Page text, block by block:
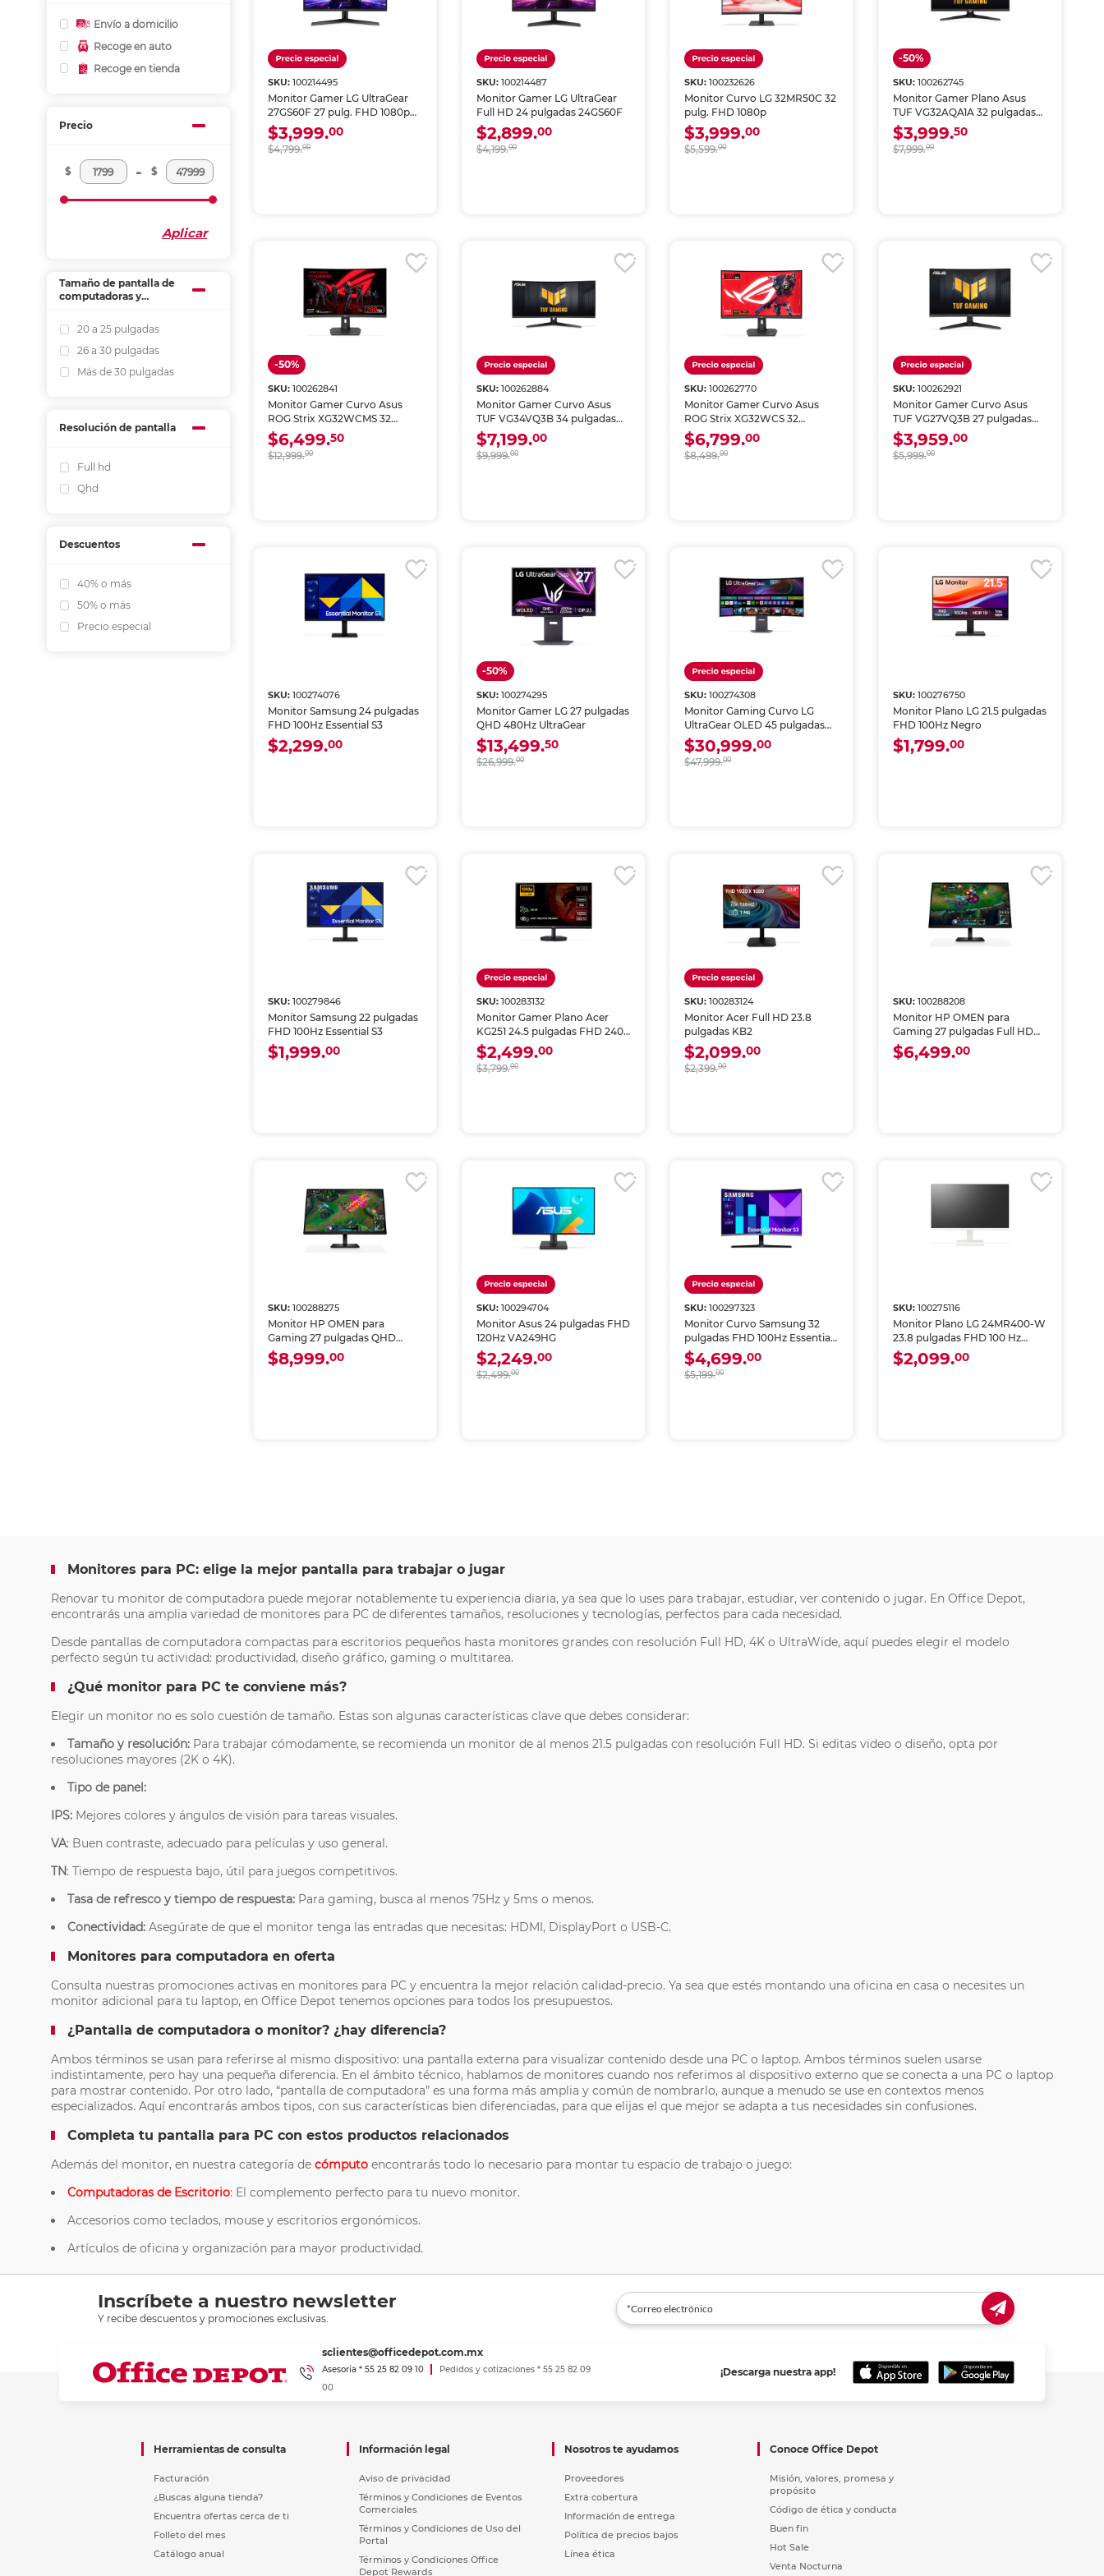
Envío a domicilio
Recoge en auto
Recoge en tienda
Precio
$ - $
Aplicar
Tamaño de pantalla de
computadoras y
20 a 25 pulgadas
26 a 30 pulgadas
Más de 30 pulgadas
Resolución de pantalla
Full hd
Qhd
Descuentos
40% o más
50% o más
Precio especial
SKU:100214495
Monitor Gamer LG UltraGear
27GS60F 27 pulg. FHD 1080p
180 Hz 1 ms Negro
$3,999.00
$4,799.00
SKU: 100214487
Monitor Gamer LG UltraGear
Full HD 24 pulgadas 24GS60F
$2,899.00
$4,199.00
SKU:100232626
Monitor Curvo LG 32MR50C 32
pulg. FHD 1080p
$3,999.00
$5,599.00
-50%
SKU: 100262745
Monitor Gamer Plano Asus
TUF VG32AQA1A 32 pulgadas
QHD 170Hz Negro
$3,999.50
$7,999.00
-50%
SKU:100262841
Monitor Gamer Curvo Asus
ROG Strix XG32WCMS 32
pulgadas WQHD 280Hz Negro
$6,499.50
$12,999.00
SKU: 100262884
Monitor Gamer Curvo Asus
TUF VG34VQ3B 34 pulgadas
WQHD 180Hz Negro
$7,199.00
$9,999.00
SKU:100262770
Monitor Gamer Curvo Asus
ROG Strix XG32WCS 32
pulgadas QHD 180Hz
$6,799.00
$8,499.00
SKU: 100262921
Monitor Gamer Curvo Asus
TUF VG27VQ3B 27 pulgadas
FHD 180Hz Negro
$3,959.00
$5,999.00
SKU:100274076
Monitor Samsung 24 pulgadas
FHD 100Hz Essential S3
$2,299.00
-50%
SKU: 100274295
Monitor Gamer LG 27 pulgadas
QHD 480Hz UltraGear
$13,499.50
$26,999.00
SKU:100274308
Monitor Gaming Curvo LG
UltraGear OLED 45 pulgadas
WQHD 240Hz Negro
$30,999.00
$47,999.00
SKU: 100276750
Monitor Plano LG 21.5 pulgadas
FHD 100Hz Negro
$1,799.00
SKU:100279846
Monitor Samsung 22 pulgadas
FHD 100Hz Essential S3
$1,999.00
SKU: 100283132
Monitor Gamer Plano Acer
KG251 24.5 pulgadas FHD 240
Hz Negro
$2,499.00
$3,799.00
SKU:100283124
Monitor Acer Full HD 23.8
pulgadas KB2
$2,099.00
$2,399.00
SKU: 100288208
Monitor HP OMEN para
Gaming 27 pulgadas Full HD
180Hz - OMEN27 G2 (AV4K1AA)
$6,499.00
SKU:100288275
Monitor HP OMEN para
Gaming 27 pulgadas QHD
180Hz - OMEN27q G2
(AV4H6AA)
$8,999.00
SKU: 100294704
Monitor Asus 24 pulgadas FHD
120Hz VA249HG
$2,249.00
$2,499.00
SKU:100297323
Monitor Curvo Samsung 32
pulgadas FHD 100Hz Essential
S3
$4,699.00
$5,199.00
SKU: 100275116
Monitor Plano LG 24MR400-W
23.8 pulgadas FHD 100 Hz
Blanco
$2,099.00
Monitores para PC: elige la mejor pantalla para trabajar o jugar
Renovar tu monitor de computadora puede mejorar notablemente tu experiencia diaria, ya sea que lo uses para trabajar, estudiar, ver contenido o jugar. En Office Depot,
encontrarás una amplia variedad de monitores para PC de diferentes tamaños, resoluciones y tecnologías, perfectos para cada necesidad.
Desde pantallas de computadora compactas para escritorios pequeños hasta monitores grandes con resolución Full HD, 4K o UltraWide, aquí puedes elegir el modelo
perfecto según tu actividad: productividad, diseño gráfico, gaming o multitarea.
¿Qué monitor para PC te conviene más?
Elegir un monitor no es solo cuestión de tamaño. Estas son algunas características clave que debes considerar:
Tamaño y resolución: Para trabajar cómodamente, se recomienda un monitor de al menos 21.5 pulgadas con resolución Full HD. Si editas video o diseño, opta por
resoluciones mayores (2K o 4K).
Tipo de panel:
IPS: Mejores colores y ángulos de visión para tareas visuales.
VA: Buen contraste, adecuado para películas y uso general.
TN: Tiempo de respuesta bajo, útil para juegos competitivos.
Tasa de refresco y tiempo de respuesta: Para gaming, busca al menos 75Hz y 5ms o menos.
Conectividad: Asegúrate de que el monitor tenga las entradas que necesitas: HDMI, DisplayPort o USB-C.
Monitores para computadora en oferta
Consulta nuestras promociones activas en monitores para PC y encuentra la mejor relación calidad-precio. Ya sea que estés montando una oficina en casa o necesites un
monitor adicional para tu laptop, en Office Depot tenemos opciones para todos los presupuestos.
¿Pantalla de computadora o monitor? ¿hay diferencia?
Ambos términos se usan para referirse al mismo dispositivo: una pantalla externa para visualizar contenido desde una PC o laptop. Ambos términos suelen usarse
indistintamente, pero hay una pequeña diferencia. En el ámbito técnico, hablamos de monitores cuando nos referimos al dispositivo externo que se conecta a una PC o laptop
para mostrar contenido. Por otro lado, “pantalla de computadora” es una forma más amplia y común de nombrarlo, aunque a menudo se use en contextos menos
especializados. Aquí encontrarás ambos tipos, con sus características bien diferenciadas, para que elijas el que mejor se adapta a tus necesidades sin confusiones.
Completa tu pantalla para PC con estos productos relacionados
Además del monitor, en nuestra categoría de cómputo encontrarás todo lo necesario para montar tu espacio de trabajo o juego:
Computadoras de Escritorio: El complemento perfecto para tu nuevo monitor.
Accesorios como teclados, mouse y escritorios ergonómicos.
Artículos de oficina y organización para mayor productividad.
Inscríbete a nuestro newsletter
Y recibe descuentos y promociones exclusivas.
¡Descarga nuestra app!
sclientes@officedepot.com.mx
Asesoría * 55 25 82 09 10
Pedidos y cotizaciones * 55 25 82 09
00
Herramientas de consulta
Facturación
¿Buscas alguna tienda?
Encuentra ofertas cerca de ti
Folleto del mes
Catálogo anual
Información legal
Aviso de privacidad
Términos y Condiciones de Eventos
Comerciales
Términos y Condiciones de Uso del
Portal
Términos y Condiciones Office
Depot Rewards
Nosotros te ayudamos
Proveedores
Extra cobertura
Información de entrega
Política de precios bajos
Línea ética
Conoce Office Depot
Misión, valores, promesa y
propósito
Código de ética y conducta
Buen fin
Hot Sale
Venta Nocturna